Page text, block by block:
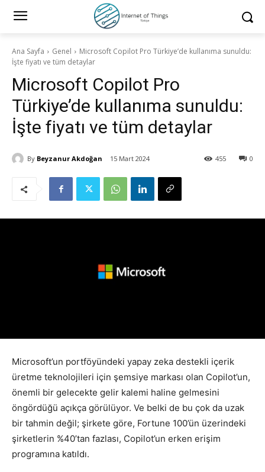
Ana Sayfa Genel
Microsoft Copilot Pro Türkiye’de kullanıma sunuldu:
İşte fiyatı ve tüm detaylar
Microsoft Copilot Pro
Türkiye’de kullanıma sunuldu:
İşte fiyatı ve tüm detaylar
By Beyzanur Akdoğan 15 Mart 2024 0
455
Microsoft’un portföyündeki yapay zeka destekli içerik
üretme teknolojileri için şemsiye markası olan Copilot’un,
önemli bir gelecekte gelir kalemi haline gelmesini
öngördüğü açıkça görülüyor. Ve belki de bu çok da uzak
bir tahmin değil; şirkete göre, Fortune 100’ün üzerindeki
şirketlerin %40’tan fazlası, Copilot’un erken erişim
programına katıldı.